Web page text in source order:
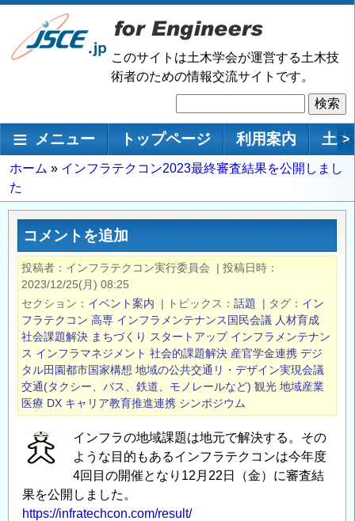
メ
ン
動
このサイトは土木学会が運営する土木技
術者のための情報交流サイトです。
索
メインナビゲーション
メニュー トップページ 利用案内 土 >
パ
ン
く
ホーム
インフラテクコン2023最終審査結果を公開しまし
た
コメントを追加
投稿者 インフラテクコン実行委員会 | 投稿日時
2023/12/25(月) 08:25
セクション
イベント案内 | トピックス 話題 | タグ
イン
フラテクコン 高専 インフラメンテナンス国民会議 人材育成
社会課題解決 まちづくり スタートアップ インフラメンテナン
ス インフラマネジメント 社会的課題解決 産官学金連携 デジ
タル田園都市国家構想 地域の公共交通リ・デザイン実現会議
交通(タクシー、バス、鉄道、モノレールなど) 観光 地域産業
医療 DX キャリア教育推進連携 シンポジウム
インフラの地域課題は地元で解決する。その
ような目的もあるインフラテクコンは今年度
4回目の開催となり12月22日（金）に審査結
果を公開しました。
https://infratechcon.com/result/